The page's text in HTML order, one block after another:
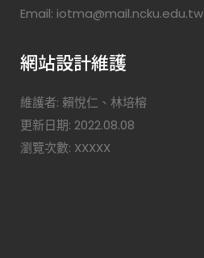
Email: iotma@mail.ncku.edu.tw
網站設計維護
維護者: 賴悅仁、林培榕
更新日期: 2022.08.08
瀏覽次數: XXXXX